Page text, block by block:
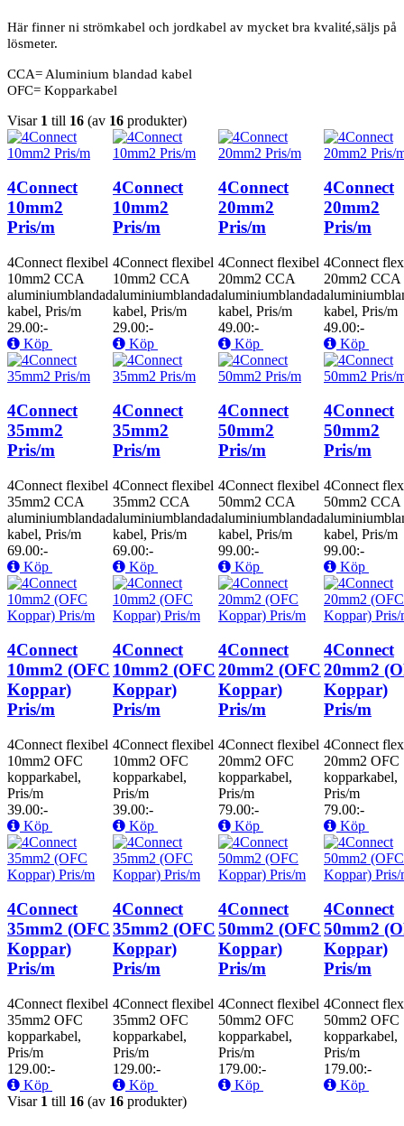
Här finner ni strömkabel och jordkabel av mycket bra kvalité,säljs på
lösmeter.
CCA= Aluminium blandad kabel
OFC= Kopparkabel
Visar 1 till 16 (av 16 produkter)
4Connect
10mm2
Pris/m
4Connect flexibel
10mm2 CCA
aluminiumblandad
kabel, Pris/m
29.00:-
Köp
4Connect
10mm2
Pris/m
4Connect flexibel
10mm2 CCA
aluminiumblandad
kabel, Pris/m
29.00:-
Köp
4Connect
20mm2
Pris/m
4Connect flexibel
20mm2 CCA
aluminiumblandad
kabel, Pris/m
49.00:-
Köp
4Connect
20mm2
Pris/m
4Connect
20mm2 CCA
kabel, Pris/m
49.00:-
Köp
4Connect
35mm2
Pris/m
4Connect flexibel
35mm2 CCA
aluminiumblandad
kabel, Pris/m
69.00:-
Köp
4Connect
35mm2
Pris/m
4Connect flexibel
35mm2 CCA
aluminiumblandad
kabel, Pris/m
69.00:-
Köp
4Connect
50mm2
Pris/m
4Connect flexibel
50mm2 CCA
aluminiumblandad
kabel, Pris/m
99.00:-
Köp
4Connect
50mm2
Pris/m
4Connect
50mm2 CCA
kabel, Pris/m
99.00:-
Köp
4Connect
10mm2 (OFC
Koppar)
Pris/m
4Connect flexibel
10mm2 OFC
kopparkabel,
Pris/m
39.00:-
Köp
4Connect
10mm2 (OFC
Koppar)
Pris/m
4Connect flexibel
10mm2 OFC
kopparkabel,
Pris/m
39.00:-
Köp
4Connect
20mm2 (OFC
Koppar)
Pris/m
4Connect flexibel
20mm2 OFC
kopparkabel,
Pris/m
79.00:-
Köp
4Connect
20mm2
Koppar)
Pris/m
4Connect
20mm2 OFC
kopparkabel,
Pris/m
79.00:-
Köp
4Connect
35mm2 (OFC
Koppar)
Pris/m
4Connect flexibel
35mm2 OFC
kopparkabel,
Pris/m
129.00:-
Köp
4Connect
35mm2 (OFC
Koppar)
Pris/m
4Connect flexibel
35mm2 OFC
kopparkabel,
Pris/m
129.00:-
Köp
4Connect
50mm2 (OFC
Koppar)
Pris/m
4Connect flexibel
50mm2 OFC
kopparkabel,
Pris/m
179.00:-
Köp
4Connect
50mm2
Koppar)
Pris/m
4Connect
50mm2 OFC
kopparkabel,
Pris/m
179.00:-
Köp
Visar 1 till 16 (av 16 produkter)